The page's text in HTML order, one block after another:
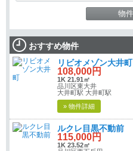
おすすめ物件
リビオメゾン大井町
108,000円
1K 21.91㎡
品川区東大井
大井町駅 大井町駅
» 物件詳細
ルクレ目黒不動前
115,000円
1K 23.52㎡